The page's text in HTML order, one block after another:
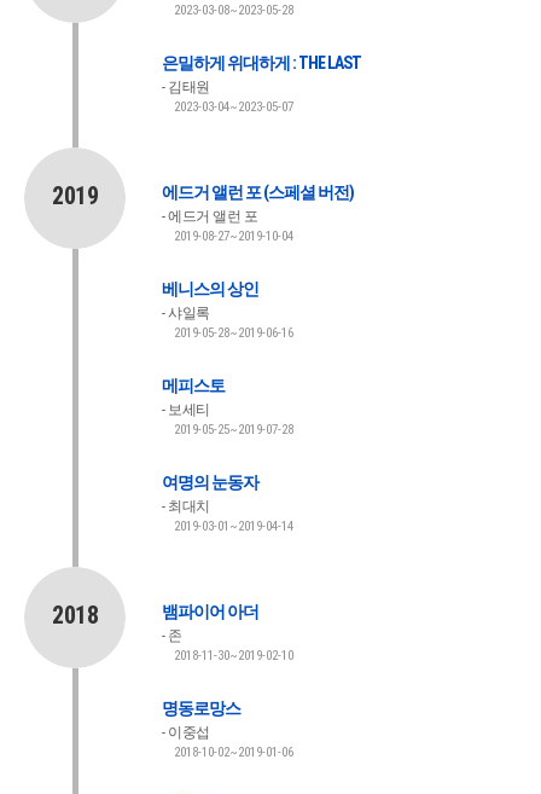
2023-03-08~2023-05-28
은밀하게 위대하게 : THE LAST
김태원
2023-03-04~2023-05-07
2019 에드거 앨런 포 (스페셜 버전)
에드거 앨런 포
2019-08-27~2019-10-04
베니스의 상인
샤일록
2019-05-28~2019-06-16
메피스토
보세티
2019-05-25~2019-07-28
여명의 눈동자
최대치
2019-03-01~2019-04-14
2018 뱀파이어 아더
존
2018-11-30~2019-02-10
명동로망스
이중섭
2018-10-02~2019-01-06